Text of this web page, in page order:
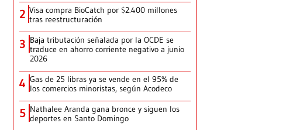
2 Visa compra BioCatch por $2.400 millones
tras reestructuración
3 Baja tributación señalada por la OCDE se
traduce en ahorro corriente negativo a junio
2026
4 Gas de 25 libras ya se vende en el 95% de
los comercios minoristas, según Acodeco
5 Nathalee Aranda gana bronce y siguen los
deportes en Santo Domingo